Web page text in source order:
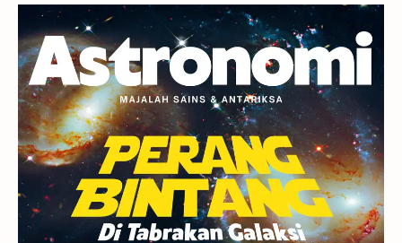
Planet Kerdil Bumi Pengetahuan
Berita Hujan Meteor Satelit Alami
Rasi Bintang Teleskop Saturnus
GBT 2018 UFO Advertorial
Astrofotografi